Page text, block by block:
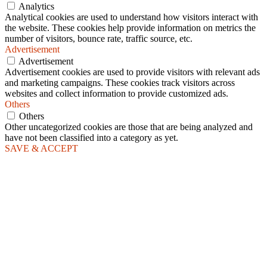
Analytics
Analytical cookies are used to understand how visitors interact with
the website. These cookies help provide information on metrics the
number of visitors, bounce rate, traffic source, etc.
Advertisement
Advertisement
Advertisement cookies are used to provide visitors with relevant ads
and marketing campaigns. These cookies track visitors across
websites and collect information to provide customized ads.
Others
Others
Other uncategorized cookies are those that are being analyzed and
have not been classified into a category as yet.
SAVE & ACCEPT